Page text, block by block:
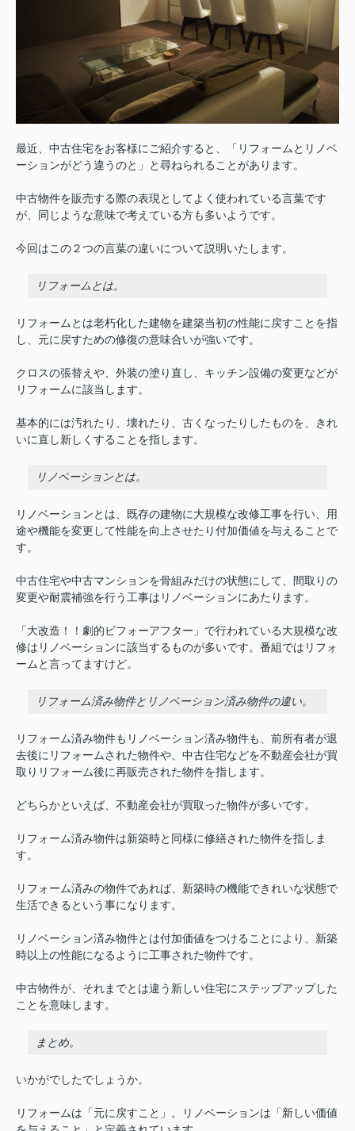
最近、中古住宅をお客様にご紹介すると、「リフォームとリノベ
ーションがどう違うのと」と尋ねられることがあります。
中古物件を販売する際の表現としてよく使われている言葉です
が、同じような意味で考えている方も多いようです。
今回はこの２つの言葉の違いについて説明いたします。
リフォームとは。
リフォームとは老朽化した建物を建築当初の性能に戻すことを指
し、元に戻すための修復の意味合いが強いです。
クロスの張替えや、外装の塗り直し、キッチン設備の変更などが
リフォームに該当します。
基本的には汚れたり、壊れたり、古くなったりしたものを、きれ
いに直し新しくすることを指します。
リノベーションとは。
リノベーションとは、既存の建物に大規模な改修工事を行い、用
途や機能を変更して性能を向上させたり付加価値を与えることで
す。
中古住宅や中古マンションを骨組みだけの状態にして、間取りの
変更や耐震補強を行う工事はリノベーションにあたります。
「大改造！！劇的ビフォーアフター」で行われている大規模な改
修はリノベーションに該当するものが多いです。番組ではリフォ
ームと言ってますけど。
リフォーム済み物件とリノベーション済み物件の違い。
リフォーム済み物件もリノベーション済み物件も、前所有者が退
去後にリフォームされた物件や、中古住宅などを不動産会社が買
取りリフォーム後に再販売された物件を指します。
どちらかといえば、不動産会社が買取った物件が多いです。
リフォーム済み物件は新築時と同様に修繕された物件を指しま
す。
リフォーム済みの物件であれば、新築時の機能できれいな状態で
生活できるという事になります。
リノベーション済み物件とは付加価値をつけることにより、新築
時以上の性能になるように工事された物件です。
中古物件が、それまでとは違う新しい住宅にステップアップした
ことを意味します。
まとめ。
いかがでしたでしょうか。
リフォームは「元に戻すこと」。リノベーションは「新しい価値